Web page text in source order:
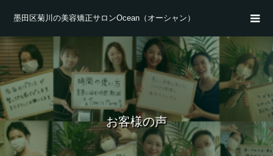
墨田区菊川の美容矯正サロンOcean（オーシャン）
お客様の声